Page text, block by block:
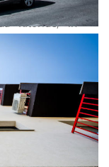
pe harta
Ritoride, în
5 minute de
garsoniere și